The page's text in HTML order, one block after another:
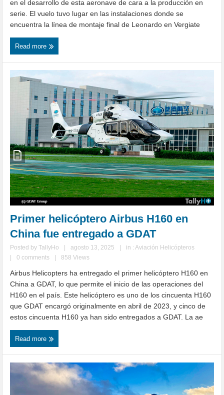
en el desarrollo de esta aeronave de cara a la producción en
serie. El vuelo tuvo lugar en las instalaciones donde se
encuentra la línea de montaje final de Leonardo en Vergiate
Read more
Primer helicóptero Airbus H160 en
China fue entregado a GDAT
Posted byTallyHo agosto 13, 2025 in :Aviación Helicópteros
0 comments 858 Views
Airbus Helicopters ha entregado el primer helicóptero H160 en
China a GDAT, lo que permite el inicio de las operaciones del
H160 en el país. Este helicóptero es uno de los cincuenta H160
que GDAT encargó originalmente en abril de 2023, y cinco de
estos cincuenta H160 ya han sido entregados a GDAT. La ae
Read more